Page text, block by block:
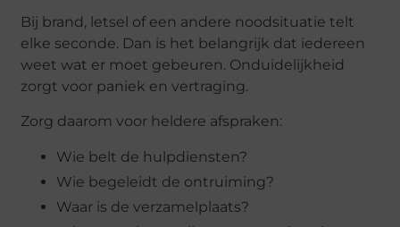
Bij brand, letsel of een andere noodsituatie telt
elke seconde. Dan is het belangrijk dat iedereen
weet wat er moet gebeuren. Onduidelijkheid
zorgt voor paniek en vertraging.
Zorg daarom voor heldere afspraken:
Wie belt de hulpdiensten?
Wie begeleidt de ontruiming?
Waar is de verzamelplaats?